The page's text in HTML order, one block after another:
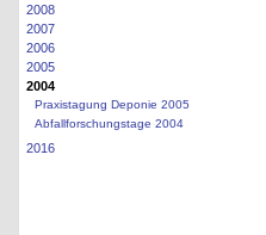
2008
2007
2006
2005
2004
Praxistagung Deponie 2005
Abfallforschungstage 2004
2016